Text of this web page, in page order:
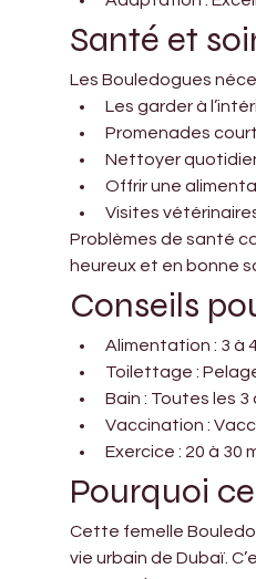
Santé et
Les Bouledogues
Les garder à
Promenades
Nettoyer
Offrir une
Visites
Problèmes de santé
heureux et en bonne
Conseils
Alimentation : 3 à
Toilettage :
Bain : Toutes les
Vaccination :
Exercice : 20 à 30
Pourquoi
Cette femelle
vie urbain de Dubaï.